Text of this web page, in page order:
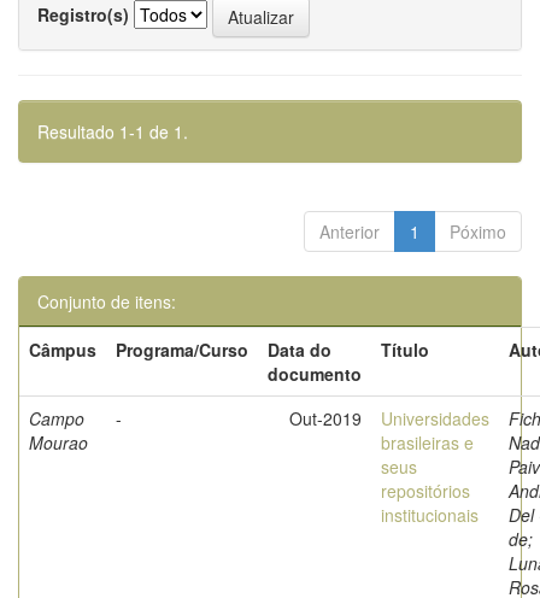
Registro(s)
Resultado 1-1 de 1.
Anterior 1 Póximo
Conjunto de itens:
Câmpus
Programa/Curso
Data do
documento
Título
Campo
Mourao
- Out-2019
Universidades
brasileiras e
seus
repositórios
institucionais
Del
de;